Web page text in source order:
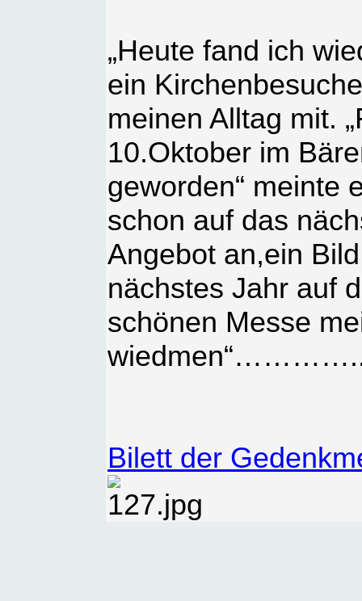
„Heute fand ich
ein
meinen Alltag mit.
10.Oktober im
geworden“ meinte
schon auf das
Angebot an,ein
nächstes Jahr auf
schönen Messe
Bilett der